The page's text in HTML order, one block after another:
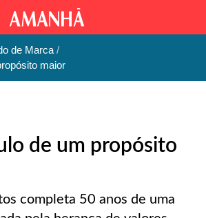
de Marca
maior
de um propósito
completa 50 anos de uma